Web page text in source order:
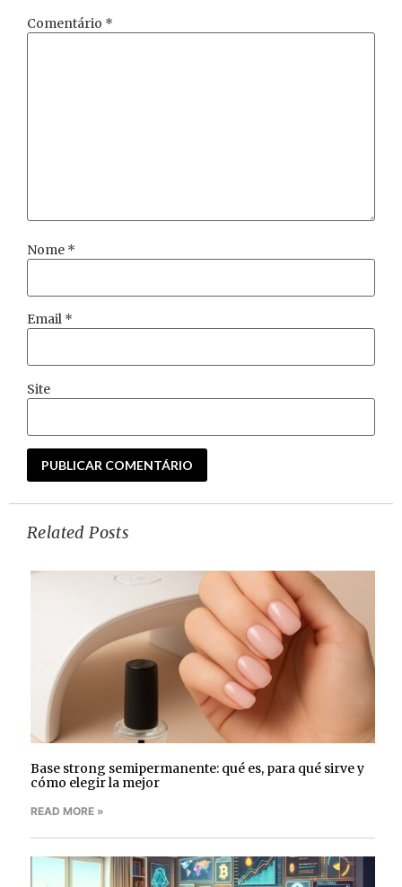
Comentário *
Nome *
Email *
Site
Related Posts
Base strong semipermanente: qué es, para qué sirve y
cómo elegir la mejor
READ MORE »